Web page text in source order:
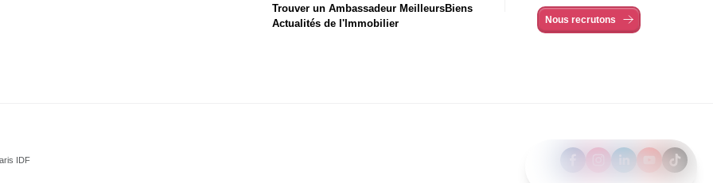
Trouver un Ambassadeur MeilleursBiens
Actualités de l'Immobilier
Nous recrutons
IDF